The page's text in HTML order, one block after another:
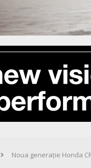
Noua generație Honda